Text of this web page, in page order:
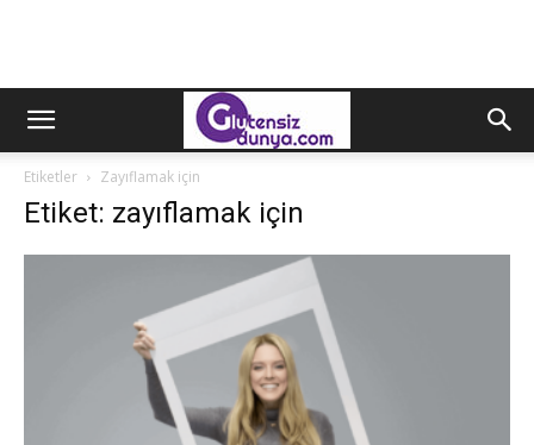
Etiketler Zayıflamak için
Etiket: zayıflamak için